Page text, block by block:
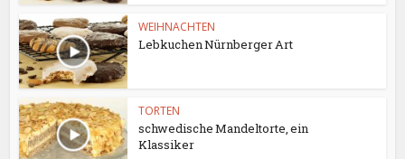
WEIHNACHTEN
Lebkuchen Nürnberger Art
TORTEN
schwedische Mandeltorte, ein
Klassiker